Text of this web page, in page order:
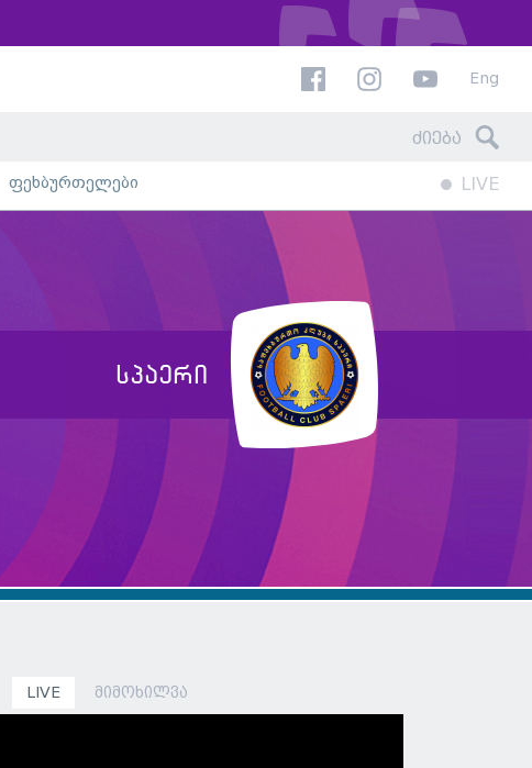
Eng
ფეხბურთელები LIVE
სპაერი
LIVE მიმოხილვა